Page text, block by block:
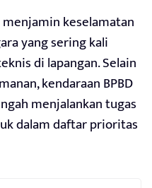
keselamatan
yang sering kali
di lapangan. Selain
kendaraan BPBD
menjalankan tugas
dalam daftar prioritas